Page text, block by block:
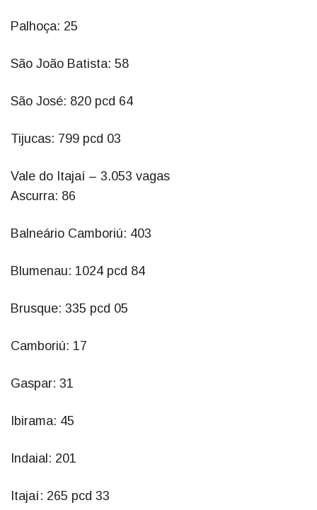
Palhoça: 25
São João Batista: 58
São José: 820 pcd 64
Tijucas: 799 pcd 03
Vale do Itajaí – 3.053 vagas
Ascurra: 86
Balneário Camboriú: 403
Blumenau: 1024 pcd 84
Brusque: 335 pcd 05
Camboriú: 17
Gaspar: 31
Ibirama: 45
Indaial: 201
Itajaí: 265 pcd 33